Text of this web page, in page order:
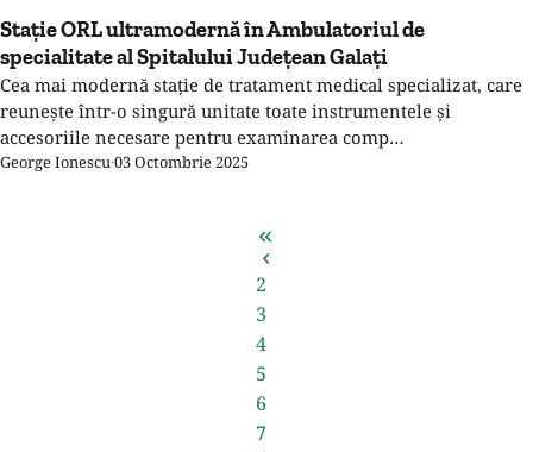
Stație ORL ultramodernă în Ambulatoriul de
specialitate al Spitalului Județean Galați
Cea mai modernă stație de tratament medical specializat, care
reunește într-o singură unitate toate instrumentele și
accesoriile necesare pentru examinarea comp…
George Ionescu·03 Octombrie 2025
2
3
4
5
6
7